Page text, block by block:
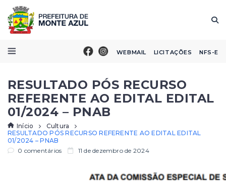
WEBMAIL LICITAÇÕES NFS-E
RESULTADO PÓS RECURSO
REFERENTE AO EDITAL EDITAL
01/2024 – PNAB
Início
Cultura
RESULTADO PÓS RECURSO REFERENTE AO EDITAL EDITAL
01/2024 – PNAB
0 comentários
11 de dezembro de 2024